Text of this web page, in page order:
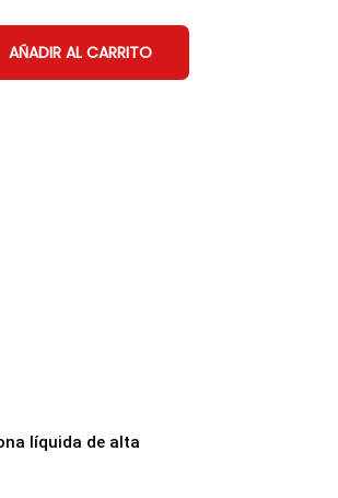
AÑADIR AL CARRITO
líquida de alta